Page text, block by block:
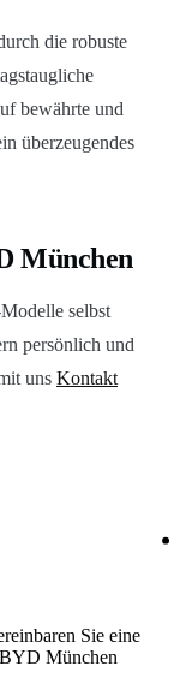
die robuste
bewährte und
überzeugendes
München
selbst
persönlich und
uns Kontakt
Sie eine
BYD München